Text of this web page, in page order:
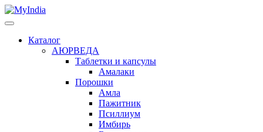
Каталог
АЮРВЕДА
Таблетки и капсулы
Амалаки
Порошки
Амла
Пажитник
Псиллиум
Имбирь